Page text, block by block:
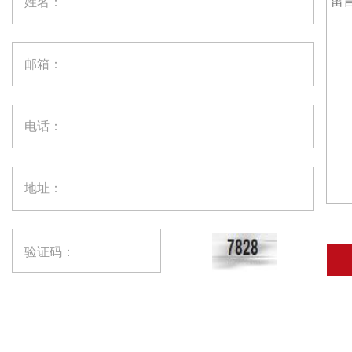
邮箱：
电话：
地址：
验证码：